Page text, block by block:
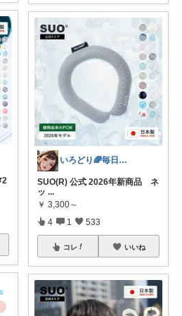
いろどり🌈毎日カラフル✨🌈
SUO(R) 公式 2026年新商品 ネ
ッ ...
￥ 3,300～
4 1 533
コレ いいね